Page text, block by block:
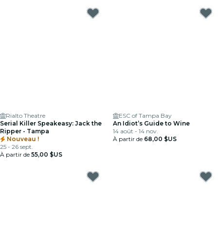
Rialto Theatre
Serial Killer Speakeasy: Jack the
Ripper - Tampa
Nouveau !
25 - 26 sept.
À partir de 55,00 $US
ESC of Tampa Bay
An Idiot’s Guide to Wine
14 août - 14 nov.
À partir de 68,00 $US